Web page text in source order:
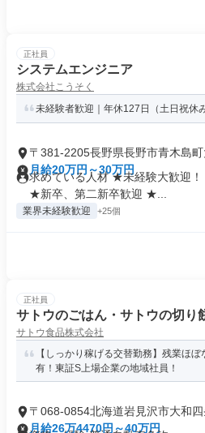
正社員
システムエンジニア
株式会社こうそく
未経験者歓迎｜年休127日（土日祝休
〒381-2205長野県長野市青木島町
月給20万円～30万円
求めている人材 ★未経験大歓迎
★新卒、第二新卒歓迎 ★...
業界未経験歓迎 +25個
正社員
サトウのごはん・サトウの切り
サトウ食品株式会社
【しっかり稼げる交替勤務】残業ほ
有！東証S上場企業の地域社員！
〒068-0854北海道岩見沢市大和四
月給26万4470円～40万円